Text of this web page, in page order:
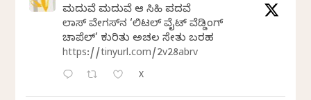
ಮದುವೆ ಮದುವೆ ಆ ಸಿಹಿ ಪದವೆ
ಲಾಸ್‌ ವೇಗಸ್‌ನ ‘ಲಿಟಲ್ ವೈಟ್ ವೆಡ್ಡಿಂಗ್
ಚಾಪೆಲ್’ ಕುರಿತು ಅಚಲ ಸೇತು ಬರಹ
https://tinyurl.com/2v28abrv
X